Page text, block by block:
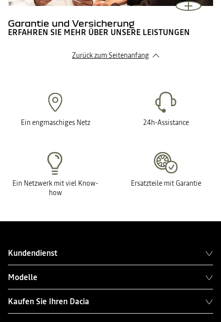
Garantie und Versicherung
ERFAHREN SIE MEHR ÜBER UNSERE LEISTUNGEN
Zurück zum Seitenanfang
Ein engmaschiges Netz 24h-Assistance
Ein Netzwerk mit viel Know-
how
Ersatzteile mit Garantie
Kundendienst
Modelle
Kaufen Sie Ihren Dacia